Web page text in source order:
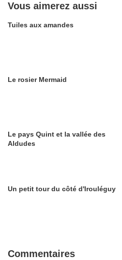
Vous aimerez aussi
Tuiles aux amandes
Le rosier Mermaid
Le pays Quint et la vallée des
Aldudes
Un petit tour du côté d'Irouléguy
Commentaires